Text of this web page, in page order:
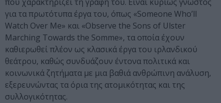
για τα πρωτότυπα έργα του, όπως «Someone Who’ll
Watch Over Me» και «Observe the Sons of Ulster
Marching Towards the Somme», τα οποία έχουν
καθιερωθεί πλέον ως κλασικά έργα του ιρλανδικού
θεάτρου, καθώς συνδυάζουν έντονα πολιτικά και
κοινωνικά ζητήματα με μια βαθιά ανθρώπινη ανάλυση,
εξερευνώντας τα όρια της ατομικότητας και της
συλλογικότητας.